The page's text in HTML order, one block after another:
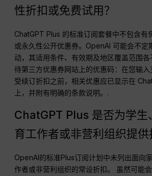
性折扣或免费试用？
ChatGPT Plus 的标准订阅套餐中不包含有
或永久性公开优惠券。OpenAI 可能会不定
动，其适用条件、有效期及地区覆盖范围
待第三方优惠券网站上的优惠码：在您输
受续订折扣之前，相关优惠应已显示在
上，并附有明确的条款说明。.
ChatGPT Plus 是否为学生
育工作者或非营利组织提供
OpenAI的标准Plus订阅计划中未列出面向
作者或非营利组织的常设折扣。 虽然可能